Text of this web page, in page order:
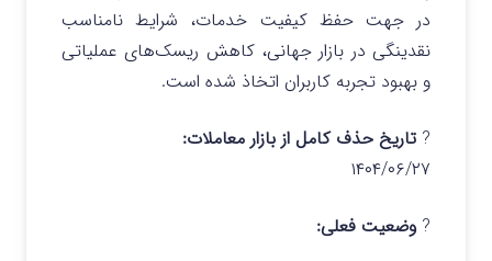
در جهت حفظ کیفیت خدمات، شرایط نامناسب
نقدینگی در بازار جهانی، کاهش ریسک‌های عملیاتی
و بهبود تجربه کاربران اتخاذ شده است.
? تاریخ حذف کامل از بازار معاملات:
۱۴۰۴/۰۶/۲۷
?وضعیت فعلی: